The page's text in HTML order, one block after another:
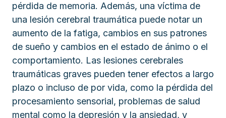
pérdida de memoria. Además, una víctima de
una lesión cerebral traumática puede notar un
aumento de la fatiga, cambios en sus patrones
de sueño y cambios en el estado de ánimo o el
comportamiento. Las lesiones cerebrales
traumáticas graves pueden tener efectos a largo
plazo o incluso de por vida, como la pérdida del
procesamiento sensorial, problemas de salud
mental como la depresión y la ansiedad, y